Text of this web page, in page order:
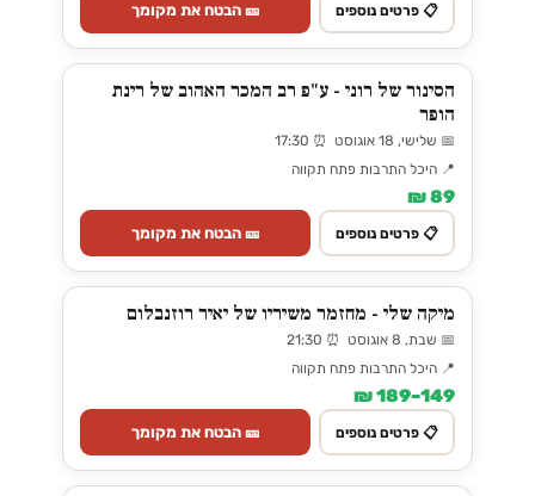
📋 פרטים נוספים 🎫 הבטח את מקומך
הסינור של רוני - ע"פ רב המכר האהוב של רינת
הופר
📅 שלישי, 18 אוגוסט ⏰ 17:30
📍 היכל התרבות פתח תקווה
89 ₪
📋 פרטים נוספים 🎫 הבטח את מקומך
מיקה שלי - מחזמר משיריו של יאיר רוזנבלום
📅 שבת, 8 אוגוסט ⏰ 21:30
📍 היכל התרבות פתח תקווה
149–189 ₪
📋 פרטים נוספים 🎫 הבטח את מקומך